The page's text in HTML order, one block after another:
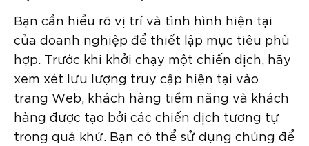
Bạn cần hiểu rõ vị trí và tình hình hiện tại
của doanh nghiệp để thiết lập mục tiêu phù
hợp. Trước khi khởi chạy một chiến dịch, hãy
xem xét lưu lượng truy cập hiện tại vào
trang Web, khách hàng tiềm năng và khách
hàng được tạo bởi các chiến dịch tương tự
trong quá khứ. Bạn có thể sử dụng chúng để